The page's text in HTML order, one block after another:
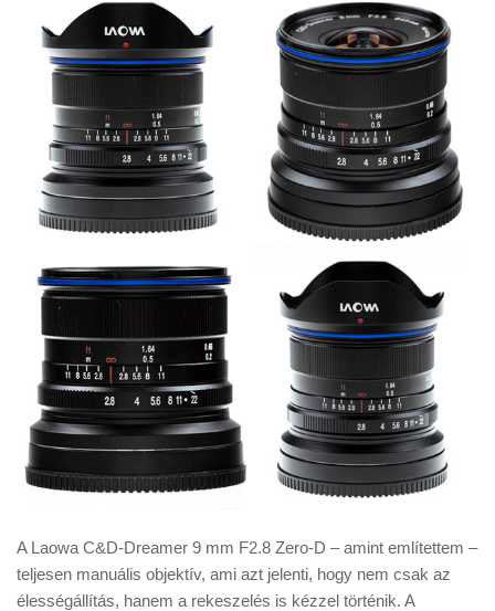
A Laowa C&D-Dreamer 9 mm F2.8 Zero-D – amint említettem –
teljesen manuális objektív, ami azt jelenti, hogy nem csak az
élességállítás, hanem a rekeszelés is kézzel történik. A